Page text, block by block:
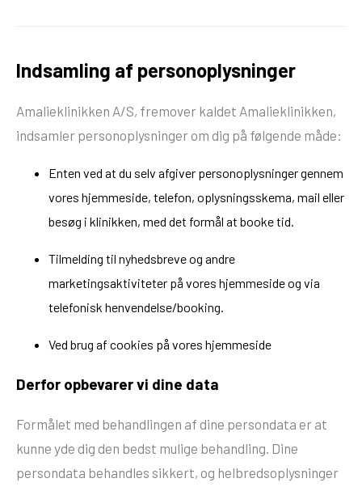
Indsamling af personoplysninger
Amalieklinikken A/S, fremover kaldet Amalieklinikken,
indsamler personoplysninger om dig på følgende måde:
Enten ved at du selv afgiver personoplysninger gennem
vores hjemmeside, telefon, oplysningsskema, mail eller
besøg i klinikken, med det formål at booke tid.
Tilmelding til nyhedsbreve og andre
marketingsaktiviteter på vores hjemmeside og via
telefonisk henvendelse/booking.
Ved brug af cookies på vores hjemmeside
Derfor opbevarer vi dine data
Formålet med behandlingen af dine persondata er at
kunne yde dig den bedst mulige behandling. Dine
persondata behandles sikkert, og helbredsoplysninger